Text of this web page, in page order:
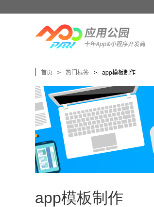
首页 > 热门标签 > app模板制作
app模板制作